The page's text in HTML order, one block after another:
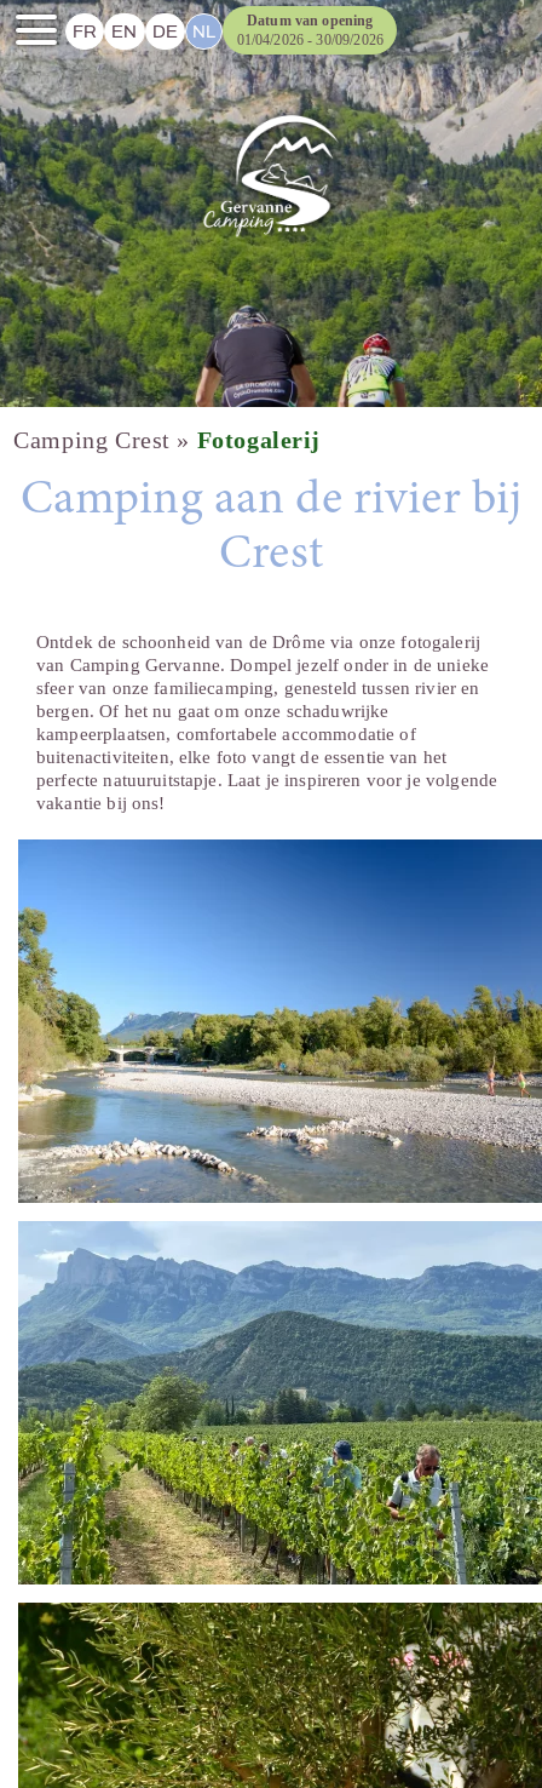
FR EN DE NL
Datum van opening
01/04/2026 - 30/09/2026
Camping Crest » Fotogalerij
Camping aan de rivier bij
Crest
Ontdek de schoonheid van de Drôme via onze fotogalerij
van Camping Gervanne. Dompel jezelf onder in de unieke
sfeer van onze familiecamping, genesteld tussen rivier en
bergen. Of het nu gaat om onze schaduwrijke
kampeerplaatsen, comfortabele accommodatie of
buitenactiviteiten, elke foto vangt de essentie van het
perfecte natuuruitstapje. Laat je inspireren voor je volgende
vakantie bij ons!